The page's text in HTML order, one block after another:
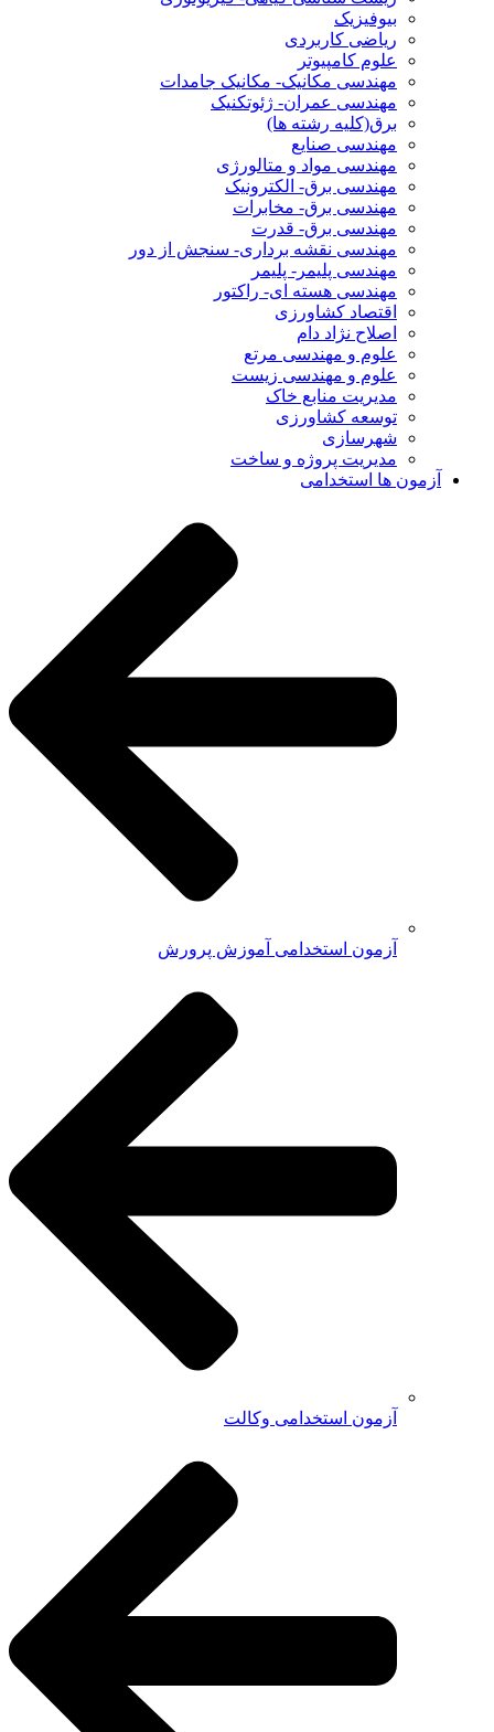
بیوفیزیک
ریاضی کاربردی
علوم کامپیوتر
مهندسی مکانیک- مکانیک جامدات
مهندسی عمران- ژئوتکنیک
برق(کلیه رشته ها)
مهندسی صنایع
مهندسی مواد و متالورژی
مهندسی برق- الکترونیک
مهندسی برق- مخابرات
مهندسی برق- قدرت
مهندسی نقشه برداری- سنجش از دور
مهندسی پلیمر- پلیمر
مهندسی هسته ای- راکتور
اقتصاد کشاورزی
اصلاح نژاد دام
علوم و مهندسی مرتع
علوم و مهندسی زیست
مدیریت منابع خاک
توسعه کشاورزی
شهرسازی
مدیریت پروژه و ساخت
آزمون ها استخدامی
آزمون استخدامی آموزش پرورش
آزمون استخدامی وکالت